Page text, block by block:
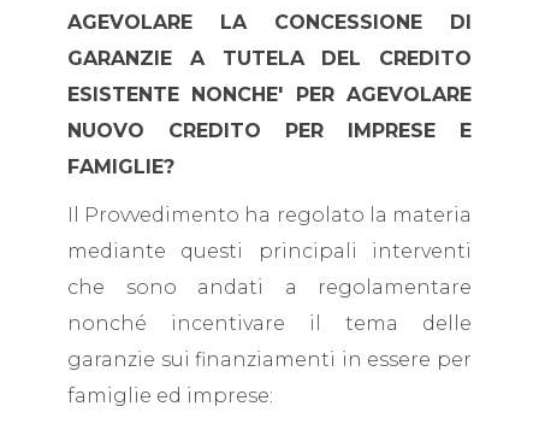
AGEVOLARE LA CONCESSIONE DI
GARANZIE A TUTELA DEL CREDITO
ESISTENTE NONCHE' PER AGEVOLARE
NUOVO CREDITO PER IMPRESE E
FAMIGLIE?
Il Provvedimento ha regolato la materia
mediante questi principali interventi
che sono andati a regolamentare
nonché incentivare il tema delle
garanzie sui finanziamenti in essere per
famiglie ed imprese: